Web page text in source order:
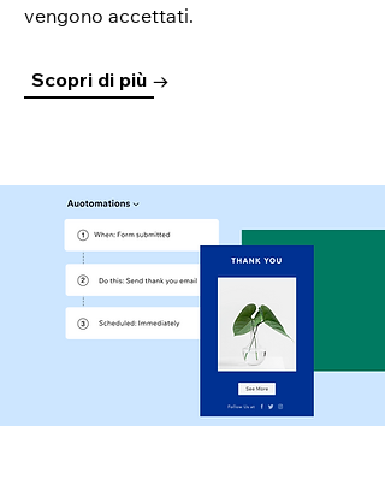
vengono accettati.
Scopri di più →